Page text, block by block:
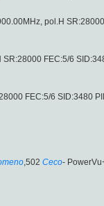
pol.H
FEC:5/6
FEC:5/6 SID:3480
,502 Ceco-